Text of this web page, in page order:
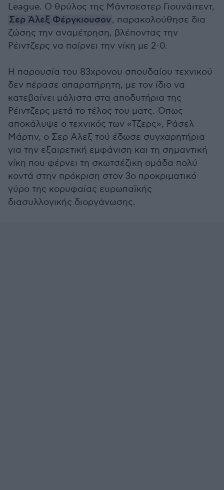
League. Ο θρύλος της Μάντσεστερ Γιουνάιτεντ,
Σερ Άλεξ Φέργκιουσον, παρακολούθησε δια
ζώσης την αναμέτρηση, βλέποντας την
Ρέιντζερς να παίρνει την νίκη με 2-0.
Η παρουσία του 83χρονου σπουδαίου τεχνικού
δεν πέρασε απαρατήρητη, με τον ίδιο να
κατεβαίνει μάλιστα στα αποδυτήρια της
Ρέιντζερς μετά το τέλος του ματς. Όπως
αποκάλυψε ο τεχνικός των «Τζερς», Ράσελ
Μάρτιν, ο Σερ Άλεξ τού έδωσε συγχαρητήρια
για την εξαιρετική εμφάνιση και τη σημαντική
νίκη που φέρνει τη σκωτσέζικη ομάδα πολύ
κοντά στην πρόκριση στον 3ο προκριματικό
γύρο της κορυφαίας ευρωπαϊκής
διασυλλογικής διοργάνωσης.